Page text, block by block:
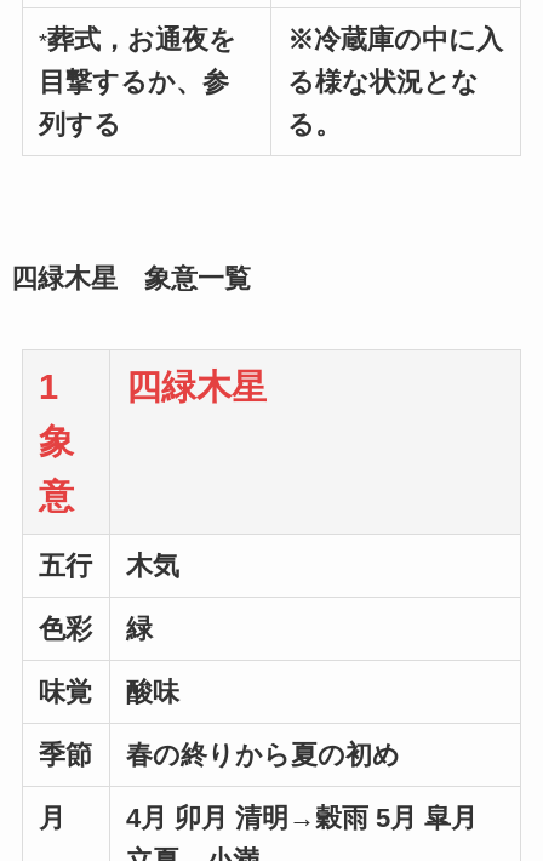
*葬式，お通夜を
目撃するか、参
列する
※冷蔵庫の中に入
る様な状況とな
る。
四緑木星 象意一覧
1
象
意
四緑木星
五行 木気
色彩 緑
味覚 酸味
季節 春の終りから夏の初め
月
4月 卯月 清明→穀雨 5月 皐月